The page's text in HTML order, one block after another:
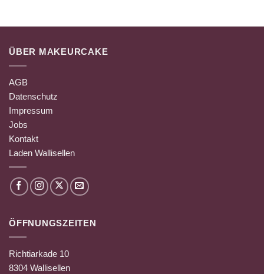
ÜBER MAKEURCAKE
AGB
Datenschutz
Impressum
Jobs
Kontakt
Laden Wallisellen
ÖFFNUNGSZEITEN
Richtiarkade 10
8304 Wallisellen